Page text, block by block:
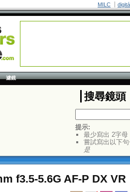
MILC
濾鏡
搜尋鏡頭
提示:
最少寫出 2字母
嘗試寫出以下
是
f3.5-5.6G AF-P DX VR